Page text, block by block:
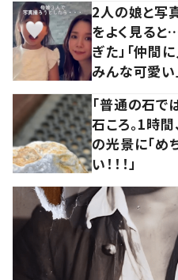
2人の娘と写
をよく見る
ぎた」「仲間
みんな可愛い
「普通の石で
石ころ。1時
の光景に「め
い！！！」